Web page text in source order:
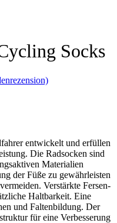
Socks
entwickelt und erfüllen
Die Radsocken sind
Materialien
der Füße zu gewährleisten
Verstärkte Fersen-
Haltbarkeit. Eine
und Faltenbildung. Der
für eine Verbesserung